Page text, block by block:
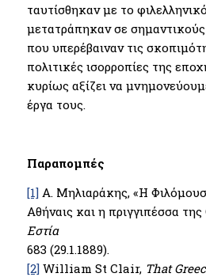
ταυτίσθηκαν με το
μετατράπηκαν σε
που υπερέβαιναν τις
πολιτικές ισορροπίες της
κυρίως αξίζει να
έργα τους.
Παραπομπές
[1]Α. Μηλιαράκης, «Η
Αθήναις και η πριγγιπέσσα της
Εστία
683 (29.1.1889).
[2]William St Clair, That